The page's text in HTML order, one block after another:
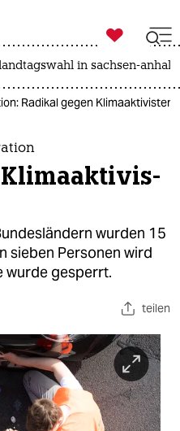
ich

taz zahl ich
in sachsen-anhalt
Radikal gegen Kli­ma­ak­ti­vis­ten
Kli­ma­ak­ti­vis­
wurden 15
sieben Personen wird
wurde gesperrt.
teilen